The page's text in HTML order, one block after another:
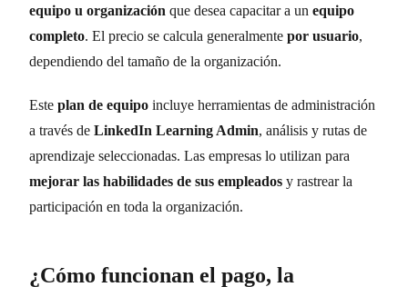
equipo u organización que desea capacitar a un equipo
completo. El precio se calcula generalmente por usuario,
dependiendo del tamaño de la organización.
Este plan de equipo incluye herramientas de administración
a través de LinkedIn Learning Admin, análisis y rutas de
aprendizaje seleccionadas. Las empresas lo utilizan para
mejorar las habilidades de sus empleados y rastrear la
participación en toda la organización.
¿Cómo funcionan el pago, la